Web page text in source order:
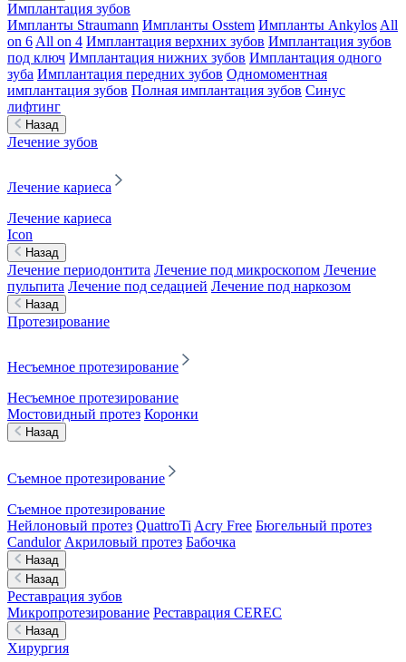
Имплантация зубов
Импланты Straumann Импланты Osstem Импланты Ankylos All
on 6 All on 4 Имплантация верхних зубов Имплантация зубов
под ключ Имплантация нижних зубов Имплантация одного
зуба Имплантация передних зубов Одномоментная
имплантация зубов Полная имплантация зубов Синус
лифтинг
Назад
Лечение зубов
Лечение кариеса
Лечение кариеса
Icon
Назад
Лечение периодонтита Лечение под микроскопом Лечение
пульпита Лечение под седацией Лечение под наркозом
Назад
Протезирование
Несъемное протезирование
Несъемное протезирование
Мостовидный протез Коронки
Назад
Съемное протезирование
Съемное протезирование
Нейлоновый протез QuattroTi Acry Free Бюгельный протез
Candulor Акриловый протез Бабочка
Назад
Назад
Реставрация зубов
Микропротезирование Реставрация CEREC
Назад
Хирургия